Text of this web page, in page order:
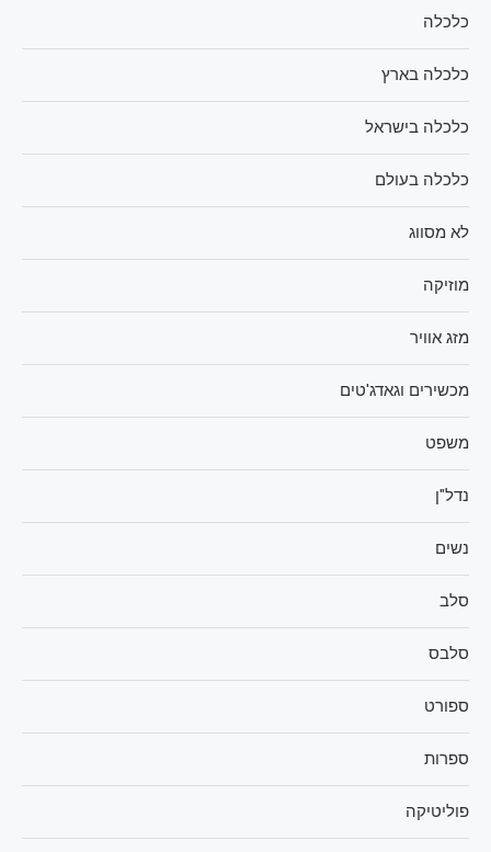
כלכלה
כלכלה בארץ
כלכלה בישראל
כלכלה בעולם
לא מסווג
מוזיקה
מזג אוויר
מכשירים וגאדג'טים
משפט
נדל"ן
נשים
סלב
סלבס
ספורט
ספרות
פוליטיקה